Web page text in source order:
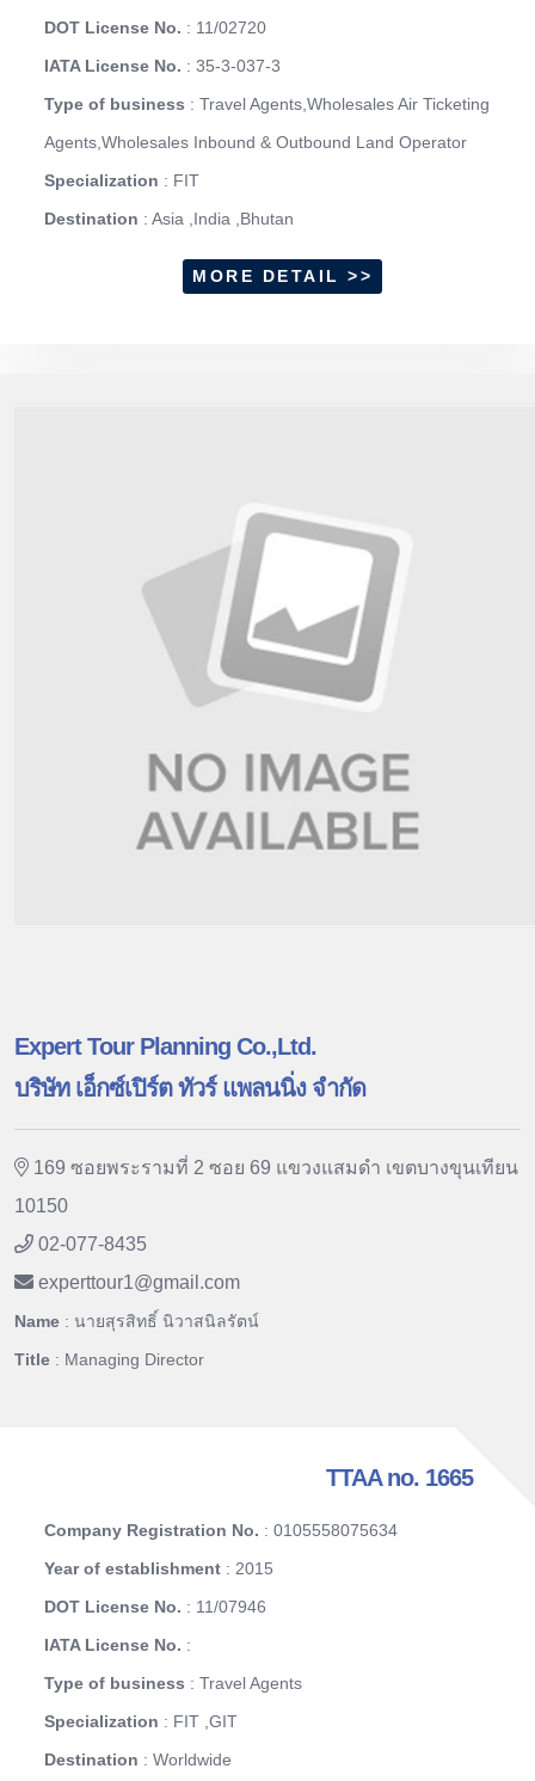
DOT License No. : 11/02720
IATA License No. : 35-3-037-3
Type of business : Travel Agents,Wholesales Air Ticketing
Agents,Wholesales Inbound & Outbound Land Operator
Specialization : FIT
Destination : Asia ,India ,Bhutan
MORE DETAIL >>
Expert Tour Planning Co.,Ltd.
บริษัท เอ็กซ์เปิร์ต ทัวร์ แพลนนิ่ง จำกัด
169 ซอยพระรามที่ 2 ซอย 69 แขวงแสมดำ เขตบางขุนเทียน
10150
02-077-8435
experttour1@gmail.com
Name : นายสุรสิทธิ์ นิวาสนิลรัตน์
Title : Managing Director
TTAA no. 1665
Company Registration No. : 0105558075634
Year of establishment : 2015
DOT License No. : 11/07946
IATA License No. :
Type of business : Travel Agents
Specialization : FIT ,GIT
Destination : Worldwide